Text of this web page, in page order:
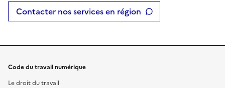
Contacter nos services en région
Code du travail numérique
Le droit du travail